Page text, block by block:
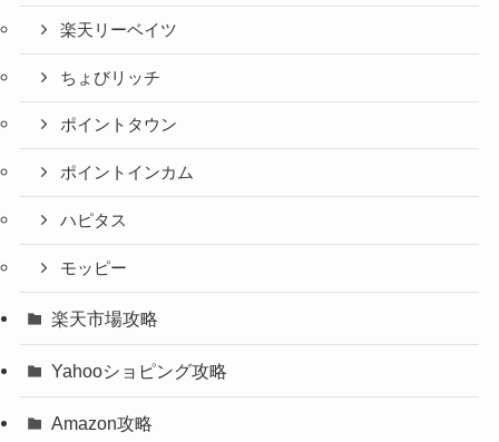
楽天リーベイツ
ちょびリッチ
ポイントタウン
ポイントインカム
ハピタス
モッピー
楽天市場攻略
Yahooショピング攻略
Amazon攻略